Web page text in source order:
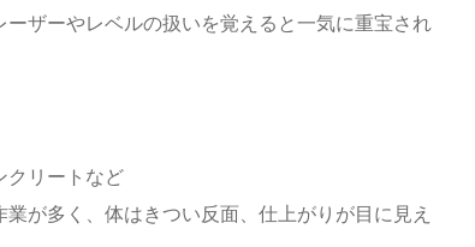
ザーやレベルの扱いを覚えると一気に重宝され
クリートなど
が多く、体はきつい反面、仕上がりが目に見え